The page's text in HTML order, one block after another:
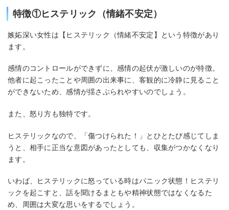
特徴①ヒステリック（情緒不安定）
嫉妬深い女性は【ヒステリック（情緒不安定】という特徴があり
ます。
感情のコントロールができずに、感情の起伏が激しいのが特徴。
他者に起こったことや周囲の出来事に、客観的に冷静に見ること
ができないため、感情が揺さぶられやすいのでしょう。
また、怒り方も独特です。
ヒステリックなので、「傷つけられた！」とひとたび感じてしま
うと、相手に正当な意図があったとしても、収集がつかなくなり
ます。
いわば、ヒステリックに怒っている時はパニック状態！ヒステリ
ックを起こすと、話を聞けるまともや精神状態ではなくなるた
め、周囲は大変な思いをするでしょう。